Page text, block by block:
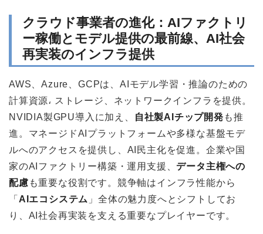
クラウド事業者の進化：AIファクトリ
ー稼働とモデル提供の最前線、AI社会
再実装のインフラ提供
AWS、Azure、GCPは、AIモデル学習・推論のための
計算資源، ストレージ、ネットワークインフラを提供。
NVIDIA製GPU導入に加え、
自社製AIチップ開発 も推
進。マネージドAIプラットフォームや多様な基盤モデ
ルへのアクセスを提供し、AI民主化を促進。企業や国
家のAIファクトリー構築・運用支援、 データ主権への
配慮 も重要な役割です。競争軸はインフラ性能から
「 AIエコシステム 」全体の魅力度へとシフトしてお
り、AI社会再実装を支える重要なプレイヤーです。